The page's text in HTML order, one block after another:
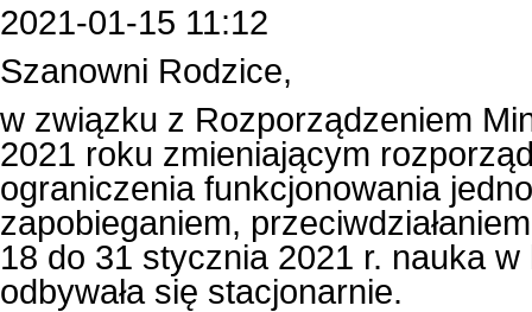
2021-01-15 11:12
Szanowni Rodzice,
w związku z Rozporządzeniem
2021 roku zmieniającym
ograniczenia funkcjonowania
zapobieganiem,
18 do 31 stycznia 2021 r. nauka
odbywała się stacjonarnie.